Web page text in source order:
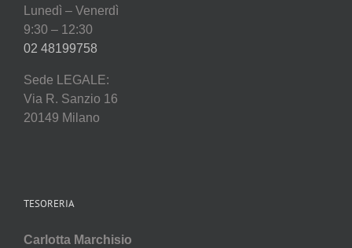
Lunedì – Venerdì
9:30 – 12:30
02 48199758
Sede LEGALE:
Via R. Sanzio 16
20149 Milano
TESORERIA
Carlotta Marchisio